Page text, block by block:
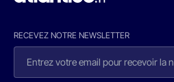
RECEVEZ NOTRE NEWSLETTER